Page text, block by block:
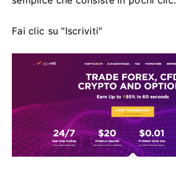
Fai clic su "Iscriviti"